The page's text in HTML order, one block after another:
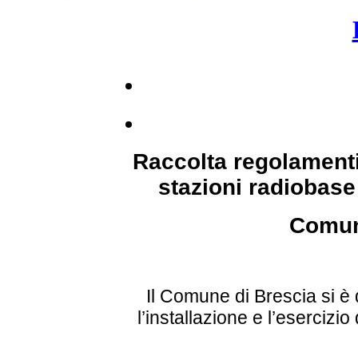
Raccolta
stazioni
Il Comune di Brescia si
l’installazione e